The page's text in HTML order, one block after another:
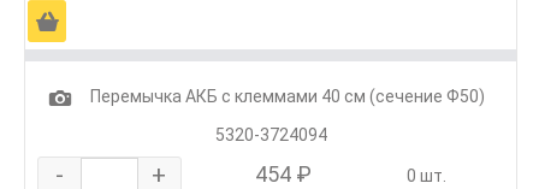
Ä
1
Перемычка АКБ с клеммами 40 см (сечение Ф50)
5320-3724094
- + 454 ₽ 0 шт.